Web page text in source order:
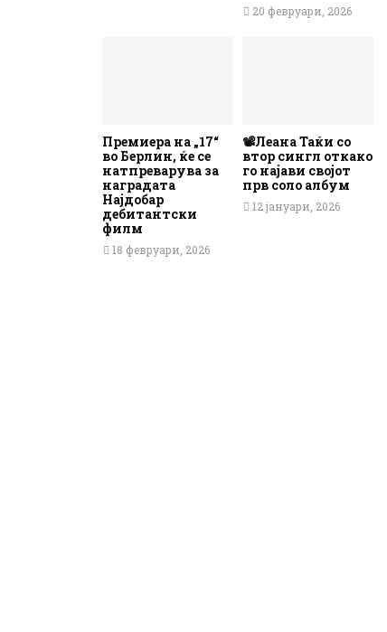
20 февруари, 2026
Премиера на „17“
во Берлин, ќе се
натпреварува за
наградата
Најдобар
дебитантски
филм
18 февруари, 2026
📽️Леана Таќи со
втор сингл откако
го најави својот
прв соло албум
12 јануари, 2026